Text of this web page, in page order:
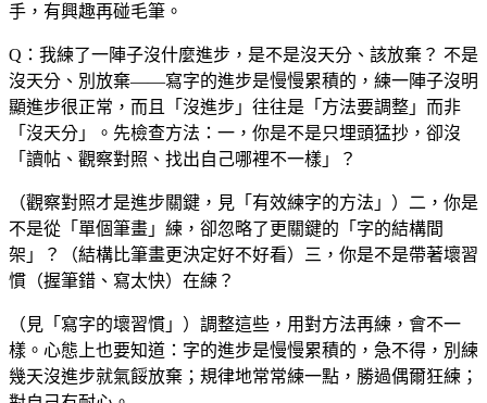
手，有興趣再碰毛筆。
Q：我練了一陣子沒什麼進步，是不是沒天分、該放棄？ 不是
沒天分、別放棄——寫字的進步是慢慢累積的，練一陣子沒明
顯進步很正常，而且「沒進步」往往是「方法要調整」而非
「沒天分」。先檢查方法：一，你是不是只埋頭猛抄，卻沒
「讀帖、觀察對照、找出自己哪裡不一樣」？
（觀察對照才是進步關鍵，見「有效練字的方法」）二，你是
不是從「單個筆畫」練，卻忽略了更關鍵的「字的結構間
架」？（結構比筆畫更決定好不好看）三，你是不是帶著壞習
慣（握筆錯、寫太快）在練？
（見「寫字的壞習慣」）調整這些，用對方法再練，會不一
樣。心態上也要知道：字的進步是慢慢累積的，急不得，別練
幾天沒進步就氣餒放棄；規律地常常練一點，勝過偶爾狂練；